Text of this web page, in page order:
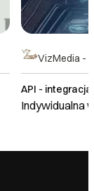
VizMedia -
API -
Indywidualna